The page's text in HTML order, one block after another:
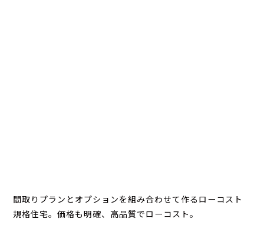
間取りプランとオプションを組み合わせて作るローコスト
規格住宅。価格も明確、高品質でローコスト。